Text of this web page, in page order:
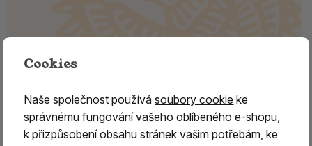
Vykuřovací prášek - ZHI-NEY
SANG
Pálení obětních vykuřovadel má v Tibetu dlouhou a
Cookies
Naše společnost používásoubory cookie ke
správnému fungování vašeho oblíbeného e-shopu,
k přizpůsobení obsahu stránek vašim potřebám, ke